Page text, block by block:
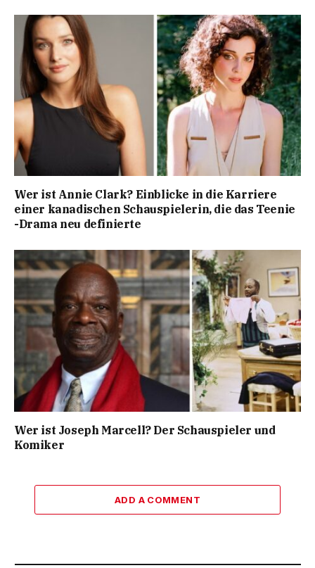
Wer ist Annie Clark? Einblicke in die Karriere
einer kanadischen Schauspielerin, die das Teenie
-Drama neu definierte
Wer ist Joseph Marcell? Der Schauspieler und
Komiker
ADD A COMMENT